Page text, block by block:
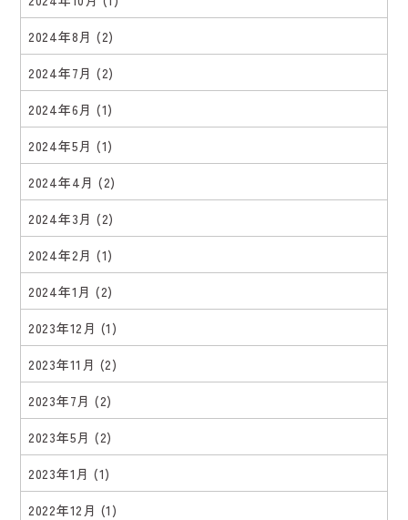
2024年8月 (2)
2024年7月 (2)
2024年6月 (1)
2024年5月 (1)
2024年4月 (2)
2024年3月 (2)
2024年2月 (1)
2024年1月 (2)
2023年12月 (1)
2023年11月 (2)
2023年7月 (2)
2023年5月 (2)
2023年1月 (1)
2022年12月 (1)